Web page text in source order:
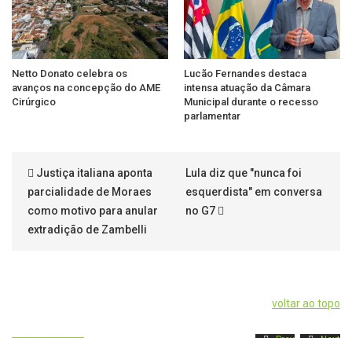
Netto Donato celebra os
avanços na concepção do AME
Cirúrgico
Lucão Fernandes destaca
intensa atuação da Câmara
Municipal durante o recesso
parlamentar
Justiça italiana aponta
parcialidade de Moraes
como motivo para anular
extradição de Zambelli
Lula diz que "nunca foi
esquerdista" em conversa
no G7
voltar ao topo